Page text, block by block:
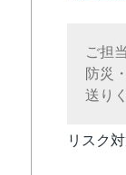
ご担
防災
送り
リスク